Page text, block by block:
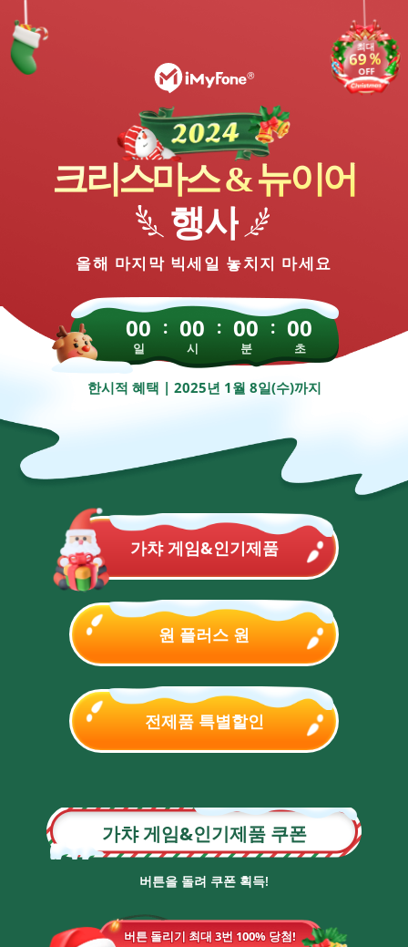
최대
69％
OFF
크리스마스 & 뉴이어
행사
올해 마지막 빅세일 놓치지 마세요
00
일
00
시
00
분
00
초
한시적 혜택 | 2025년 1월 8일(수)까지
가챠 게임&인기제품
원 플러스 원
전제품 특별할인
가챠 게임&인기제품 쿠폰
버튼을 돌려 쿠폰 획득!
버튼 돌리기 최대 3번 100% 당첨!